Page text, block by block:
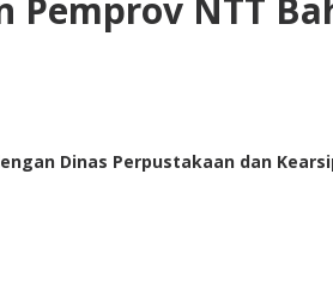
Pemprov NTT
Dinas Perpustakaan dan